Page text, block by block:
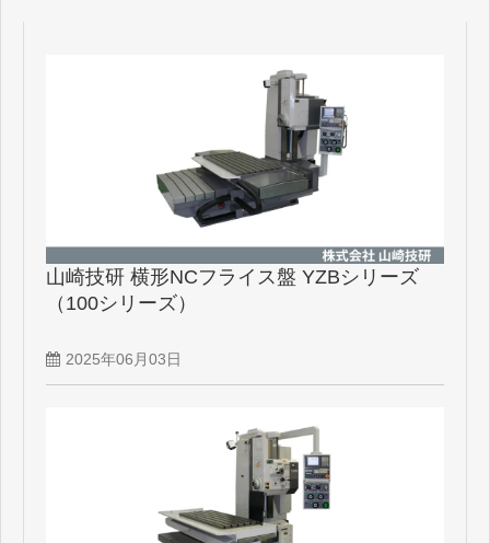
山崎技研 横形NCフライス盤 YZBシリーズ
（100シリーズ）
2025年06月03日